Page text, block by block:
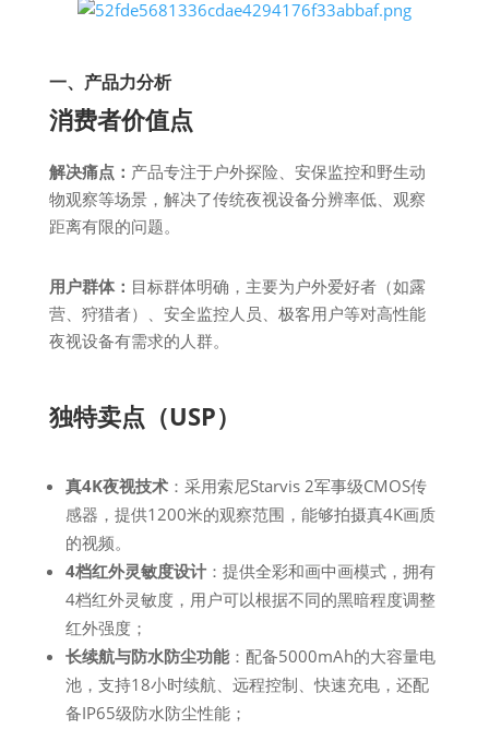
一、产品力分析
消费者价值点
解决痛点： 产品专注于户外探险、安保监控和野生动
物观察等场景，解决了传统夜视设备分辨率低、观察
距离有限的问题。
用户群体： 目标群体明确，主要为户外爱好者（如露
营、狩猎者）、安全监控人员、极客用户等对高性能
夜视设备有需求的人群。
独特卖点（USP）
真4K夜视技术：采用索尼Starvis 2军事级CMOS传
感器，提供1200米的观察范围，能够拍摄真4K画质
的视频。
4档红外灵敏度设计：提供全彩和画中画模式，拥有
4档红外灵敏度，用户可以根据不同的黑暗程度调整
红外强度；
长续航与防水防尘功能：配备5000mAh的大容量电
池，支持18小时续航、远程控制、快速充电，还配
备IP65级防水防尘性能；